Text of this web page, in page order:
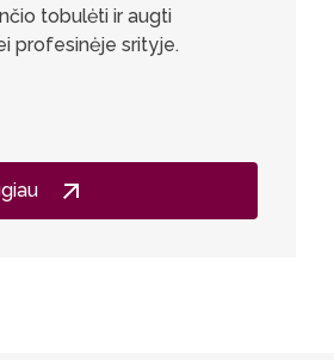
tobulėti ir augti
profesinėje srityje.